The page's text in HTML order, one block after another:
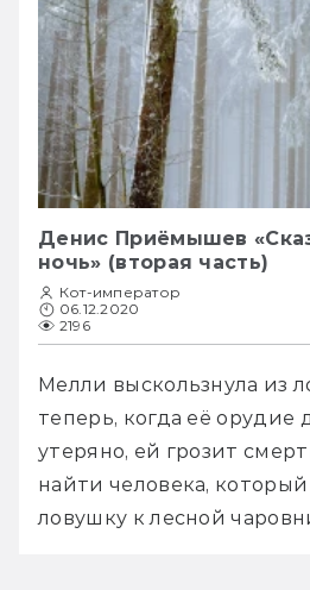
Денис Приёмышев
ночь» (вторая часть)
Кот-император
06.12.2020
2196
Мелли выскользнула из
теперь, когда её орудие
утеряно, ей грозит
найти человека,
ловушку к лесной